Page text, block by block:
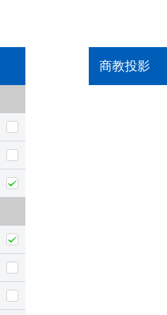
商教投影